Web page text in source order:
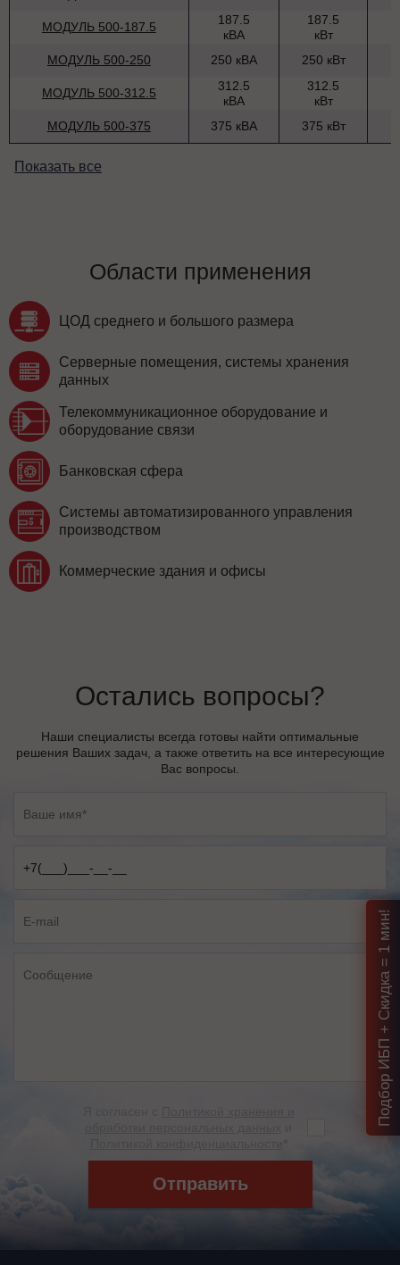
МОДУЛЬ 500-187.5
187.5
кВА
187.5
кВт
МОДУЛЬ 500-250
250 кВА 250 кВт
МОДУЛЬ 500-312.5
312.5
кВА
312.5
кВт
МОДУЛЬ 500-375
375 кВА 375 кВт
Показать все
Области применения
ЦОД среднего и большого размера
Серверные помещения, системы хранения
данных
Телекоммуникационное оборудование и
оборудование связи
Банковская сфера
Системы автоматизированного управления
производством
Коммерческие здания и офисы
Остались вопросы?
Наши специалисты всегда готовы найти оптимальные
решения Ваших задач, а также ответить на все интересующие
Вас вопросы.
Отправить
Подбор ИБП + Скидка = 1 мин!